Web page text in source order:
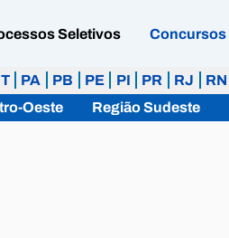
Seletivos Concursos
PA PB PE PI PR RJ RN
Oeste Região Sudeste